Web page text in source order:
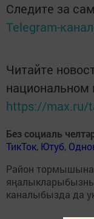
Следите за
Telegram-
Читайте
https://max.ru/
Без социаль
ТикТок, Ютуб,
Район
каналыбызда да